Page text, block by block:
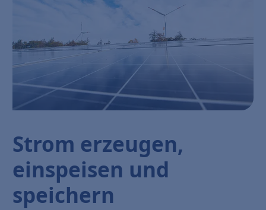
Strom erzeugen,
einspeisen und
speichern